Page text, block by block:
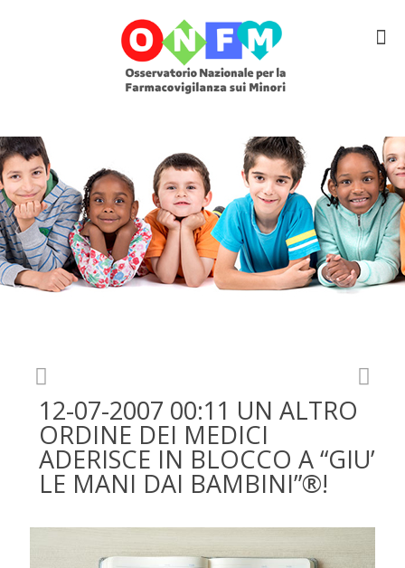
12-07-2007 00:11 UN ALTRO
ORDINE DEI MEDICI
ADERISCE IN BLOCCO A “GIU’
LE MANI DAI BAMBINI”®!